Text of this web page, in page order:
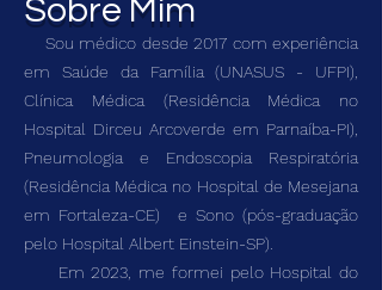
Sobre Mim
Sou médico desde 2017 com experiência
em Saúde da Família (UNASUS - UFPI),
Clínica Médica (Residência Médica no
Hospital Dirceu Arcoverde em Parnaíba-PI),
Pneumologia e Endoscopia Respiratória
(Residência Médica no Hospital de Mesejana
em Fortaleza-CE) e Sono (pós-graduação
pelo Hospital Albert Einstein-SP).
Em 2023, me formei pelo Hospital do